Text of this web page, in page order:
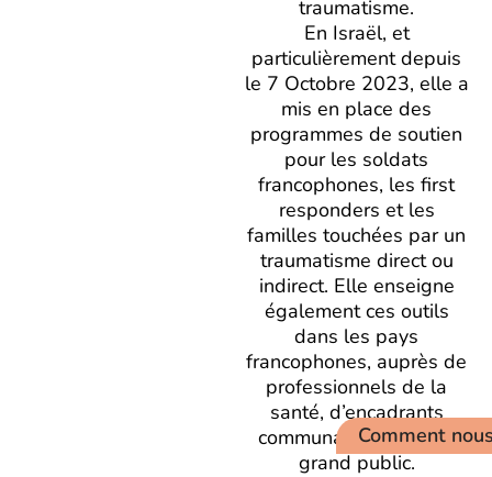
traumatisme.
En Israël, et
particulièrement depuis
le 7 Octobre 2023, elle a
mis en place des
programmes de soutien
pour les soldats
francophones, les first
responders et les
familles touchées par un
traumatisme direct ou
indirect. Elle enseigne
également ces outils
dans les pays
francophones, auprès de
professionnels de la
santé, d’encadrants
communautaires et du
grand public.
Comment